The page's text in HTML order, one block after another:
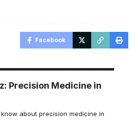
Facebook
Precision Medicine in
about precision medicine in